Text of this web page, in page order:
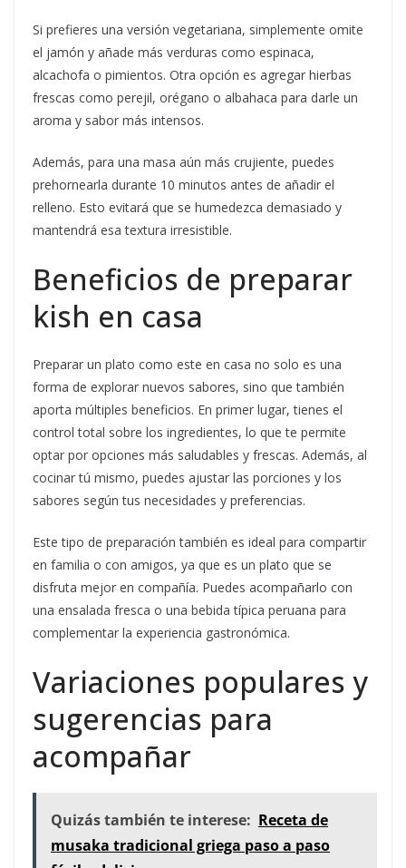
Si prefieres una versión vegetariana, simplemente omite
el jamón y añade más verduras como espinaca,
alcachofa o pimientos. Otra opción es agregar hierbas
frescas como perejil, orégano o albahaca para darle un
aroma y sabor más intensos.
Además, para una masa aún más crujiente, puedes
prehornearla durante 10 minutos antes de añadir el
relleno. Esto evitará que se humedezca demasiado y
mantendrá esa textura irresistible.
Beneficios de preparar
kish en casa
Preparar un plato como este en casa no solo es una
forma de explorar nuevos sabores, sino que también
aporta múltiples beneficios. En primer lugar, tienes el
control total sobre los ingredientes, lo que te permite
optar por opciones más saludables y frescas. Además, al
cocinar tú mismo, puedes ajustar las porciones y los
sabores según tus necesidades y preferencias.
Este tipo de preparación también es ideal para compartir
en familia o con amigos, ya que es un plato que se
disfruta mejor en compañía. Puedes acompañarlo con
una ensalada fresca o una bebida típica peruana para
complementar la experiencia gastronómica.
Variaciones populares y
sugerencias para
acompañar
Quizás también te interese: Receta de
musaka tradicional griega paso a paso